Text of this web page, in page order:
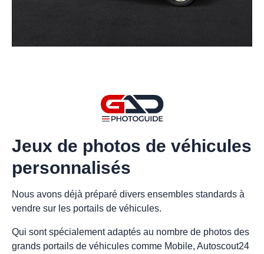
Jeux de photos de véhicules
personnalisés
Nous avons déjà préparé divers ensembles standards à
vendre sur les portails de véhicules.
Qui sont spécialement adaptés au nombre de photos des
grands portails de véhicules comme Mobile, Autoscout24